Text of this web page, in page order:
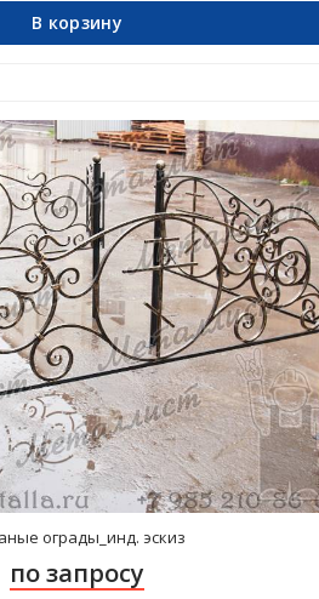
В корзину
ограды_инд. эскиз
по запросу